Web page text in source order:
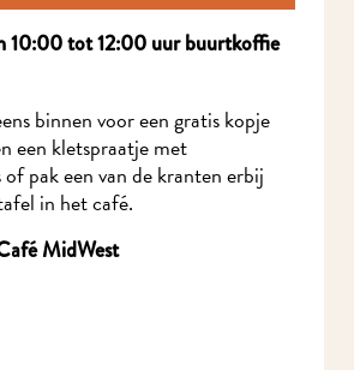
10:00 tot 12:00 uur buurtkoffie
binnen voor een gratis kopje
een kletspraatje met
pak een van de kranten erbij
in het café.
MidWest